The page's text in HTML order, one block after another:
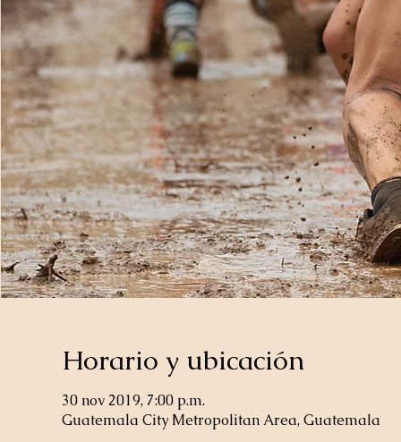
Horario y ubicación
30 nov 2019, 7:00 p.m.
Guatemala City Metropolitan Area, Guatemala